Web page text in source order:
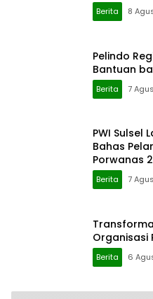
Berita 8
Pelindo
Bantuan
Berita 7
PWI Sulsel
Bahas
Porwanas
Berita 7
Organisasi
Berita 6